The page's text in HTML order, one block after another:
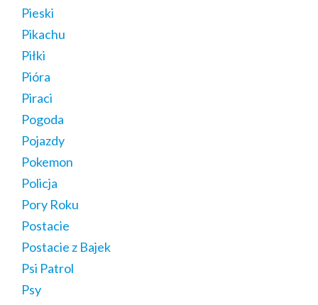
Pieski
Pikachu
Piłki
Pióra
Piraci
Pogoda
Pojazdy
Pokemon
Policja
Pory Roku
Postacie
Postacie z Bajek
Psi Patrol
Psy